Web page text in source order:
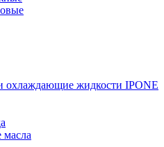
охлаждающие жидкости IPONE